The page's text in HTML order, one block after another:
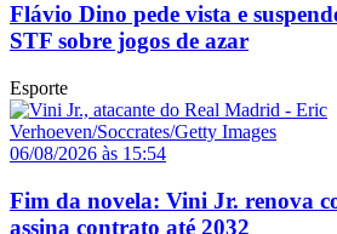
Flávio Dino pede vista e
STF sobre jogos de azar
Esporte
06/08/2026 às 15:54
Fim da novela: Vini Jr. renova
assina contrato até 2032